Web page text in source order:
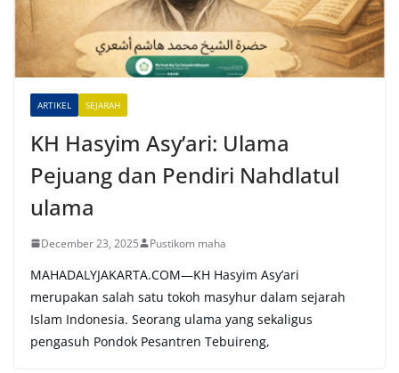
t
v
ARTIKEL SEJARAH
KH Hasyim Asy’ari: Ulama
Pejuang dan Pendiri Nahdlatul
ulama
December 23, 2025 Pustikom maha
MAHADALYJAKARTA.COM—KH Hasyim Asy’ari
merupakan salah satu tokoh masyhur dalam sejarah
Islam Indonesia. Seorang ulama yang sekaligus
pengasuh Pondok Pesantren Tebuireng,